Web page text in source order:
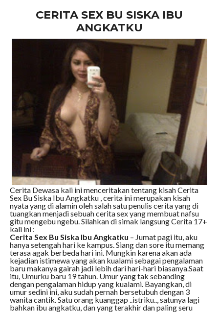
CERITA SEX BU SISKA IBU
ANGKATKU
Cerita Dewasa kali ini menceritakan tentang kisah Cerita
Sex Bu Siska Ibu Angkatku , cerita ini merupakan kisah
nyata yang di alamin oleh salah satu penulis cerita yang di
tuangkan menjadi sebuah cerita sex yang membuat nafsu
gitu mengebu ngebu. Silahkan di simak langsung Cerita 17+
kali ini :
Cerita Sex Bu Siska Ibu Angkatku – Jumat pagi itu, aku
hanya setengah hari ke kampus. Siang dan sore itu memang
terasa agak berbeda hari ini. Mungkin karena akan ada
kejadian istimewa yang akan kualami sebagai pengalaman
baru makanya gairah jadi lebih dari hari-hari biasanya.Saat
itu, Umurku baru 19 tahun. Umur yang tak sebanding
dengan pengalaman hidup yang kualami. Bayangkan, di
umur sedini ini, aku sudah pernah bersetubuh dengan 3
wanita cantik. Satu orang kuanggap ..istriku.., satunya lagi
bahkan ibu angkatku, dan yang terakhir dan paling seru